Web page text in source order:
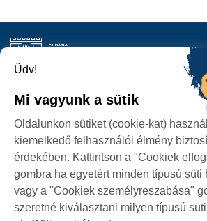
SZEMÉLYES ADATOK
SZATMÁRNÉMETI
POLGÁRMESTERI
P-ȚA 25 OCTOMBRIE, NR. 1 CORP M,
Üdv!
Mi vagyunk a sütik
Oldalunkon sütiket (cookie-kat)
kiemelkedő felhasználói élmény
érdekében. Kattintson a "Cookiek
gombra ha egyetért minden típusú süti
vagy a "Cookiek személyreszabása"
szeretné kiválasztani milyen típusú